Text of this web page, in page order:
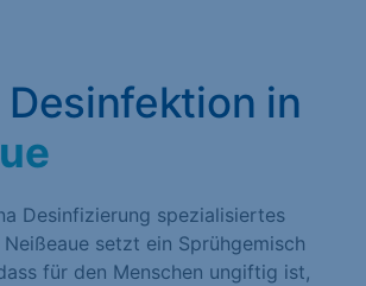
Desinfektion in
Desinfizierung spezialisiertes
setzt ein Sprühgemisch
für den Menschen ungiftig ist,